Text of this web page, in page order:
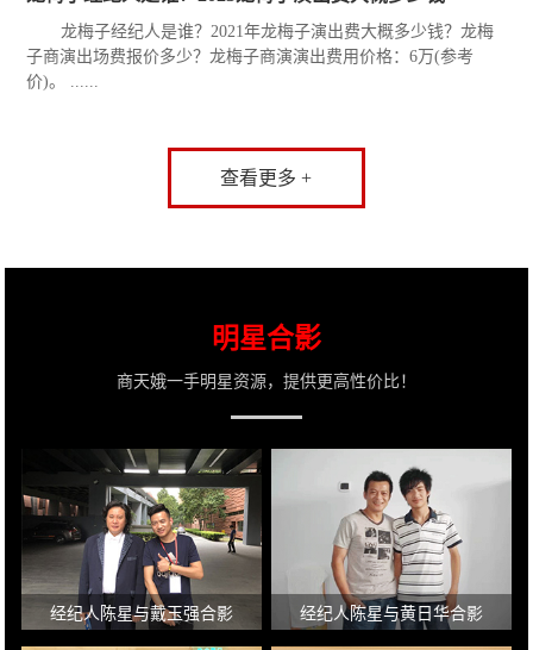
龙梅子经纪人是谁？2021年龙梅子演出费大概多少钱？龙梅
子商演出场费报价多少？龙梅子商演演出费用价格：6万(参考
价)。 ......
查看更多 +
明星合影
商天娥一手明星资源，提供更高性价比！
经纪人陈星与戴玉强合影 经纪人陈星与黄日华合影